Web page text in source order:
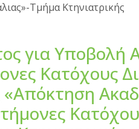
Τμήμα Κτηνιατρικής
για Υποβολή
Κατόχους